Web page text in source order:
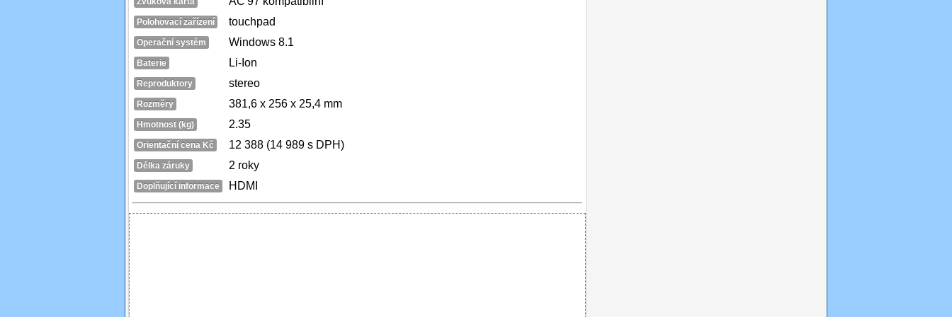
Polohovací zařízení touchpad
Operační systém Windows 8.1
Baterie Li-Ion
Reproduktory stereo
Rozměry 381,6 x 256 x 25,4 mm
Hmotnost (kg) 2.35
Orientační cena Kč 12 388 (14 989 s DPH)
Délka záruky 2 roky
Doplňující informace HDMI